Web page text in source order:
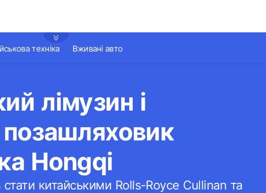
техніка Вживані авто
лімузин і
Hongqi
китайськими Rolls-Royce Cullinan та